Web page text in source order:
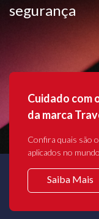
segurança
Cuidado com
da marca
Confira quais são
aplicados no
Saiba Mais